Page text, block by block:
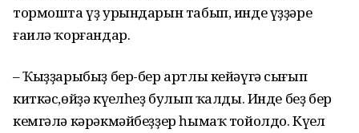
тормошта үҙ урындарын табып, инде үҙҙәре
ғаилә ҡорғандар.
– Ҡыҙҙарыбыҙ бер-бер артлы кейәүгә сығып
киткәс,өйҙә күңелһеҙ булып ҡалды. Инде беҙ бер
кемгәлә кәрәкмәйбеҙҙер һымаҡ тойолдо. Күңел